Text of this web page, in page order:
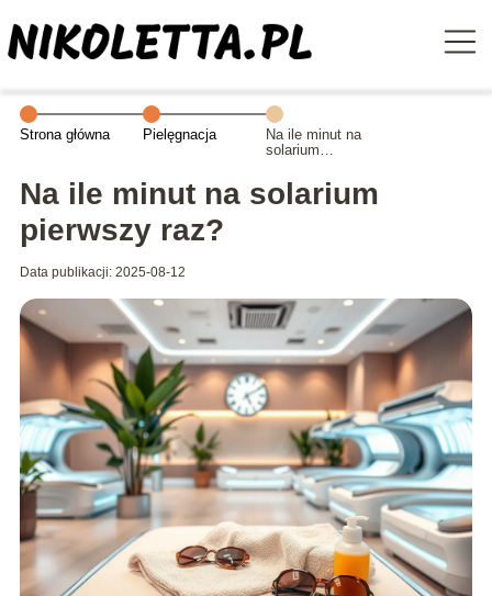
Strona główna Pielęgnacja
Na ile minut na
solarium
Na ile minut na solarium
pierwszy raz?
Data publikacji: 2025-08-12